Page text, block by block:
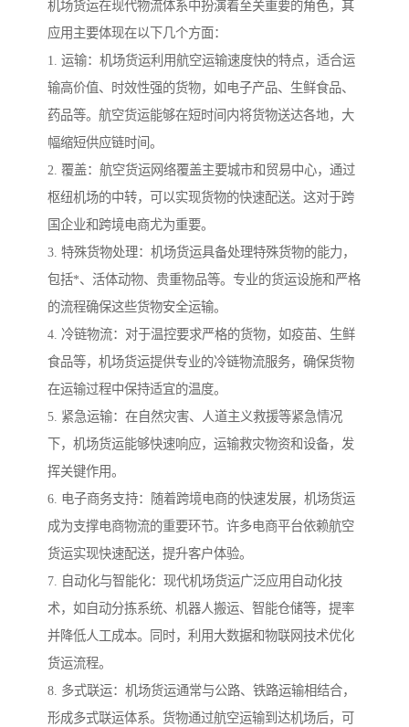
机场货运在现代物流体系中扮演着至关重要的角色，其
应用主要体现在以下几个方面：
1. 运输：机场货运利用航空运输速度快的特点，适合运
输高价值、时效性强的货物，如电子产品、生鲜食品、
药品等。航空货运能够在短时间内将货物送达各地，大
幅缩短供应链时间。
2. 覆盖：航空货运网络覆盖主要城市和贸易中心，通过
枢纽机场的中转，可以实现货物的快速配送。这对于跨
国企业和跨境电商尤为重要。
3. 特殊货物处理：机场货运具备处理特殊货物的能力，
包括*、活体动物、贵重物品等。专业的货运设施和严格
的流程确保这些货物安全运输。
4. 冷链物流：对于温控要求严格的货物，如疫苗、生鲜
食品等，机场货运提供专业的冷链物流服务，确保货物
在运输过程中保持适宜的温度。
5. 紧急运输：在自然灾害、人道主义救援等紧急情况
下，机场货运能够快速响应，运输救灾物资和设备，发
挥关键作用。
6. 电子商务支持：随着跨境电商的快速发展，机场货运
成为支撑电商物流的重要环节。许多电商平台依赖航空
货运实现快速配送，提升客户体验。
7. 自动化与智能化：现代机场货运广泛应用自动化技
术，如自动分拣系统、机器人搬运、智能仓储等，提率
并降低人工成本。同时，利用大数据和物联网技术优化
货运流程。
8. 多式联运：机场货运通常与公路、铁路运输相结合，
形成多式联运体系。货物通过航空运输到达机场后，可